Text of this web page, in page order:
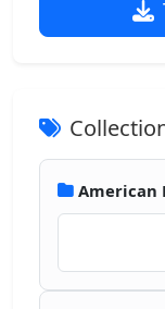
American